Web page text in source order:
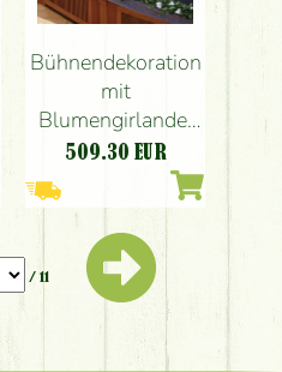
Bühnendekoration
mit
Blumengirlande,
Stephaneum
Piliscsaba (Efeu,
Gladiolen, weiß)
509.30 EUR
/ 11